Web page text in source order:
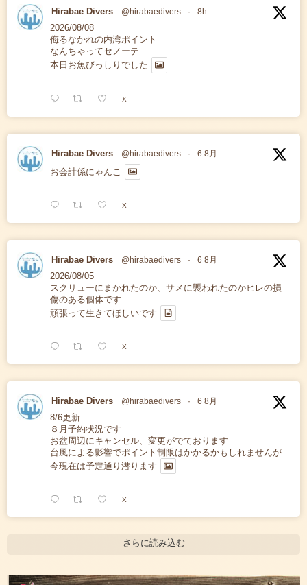
Hirabae Divers @hirabaedivers · 8h
2026/08/08
侮るなかれの内湾ポイント
なんちゃってセノーテ
本日お魚びっしりでした
X
Hirabae Divers @hirabaedivers · 6 8月
お会計係にゃんこ
X
Hirabae Divers @hirabaedivers · 6 8月
2026/08/05
スクリューにまかれたのか、サメに襲われたのかヒレの損
傷のある個体です
頑張って生きてほしいです
X
Hirabae Divers @hirabaedivers · 6 8月
8/6更新
８月予約状況です
お盆周辺にキャンセル、変更がでております
台風による影響でポイント制限はかかるかもしれませんが
今現在は予定通り潜ります
X
さらに読み込む